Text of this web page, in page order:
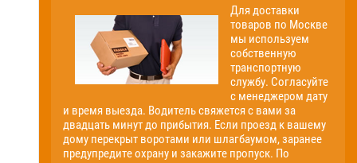
Для доставки
товаров по Москве
мы используем
собственную
транспортную
службу. Согласуйте
с менеджером дату
и время выезда. Водитель свяжется с вами за
двадцать минут до прибытия. Если проезд к вашему
дому перекрыт воротами или шлагбаумом, заранее
предупредите охрану и закажите пропуск. По